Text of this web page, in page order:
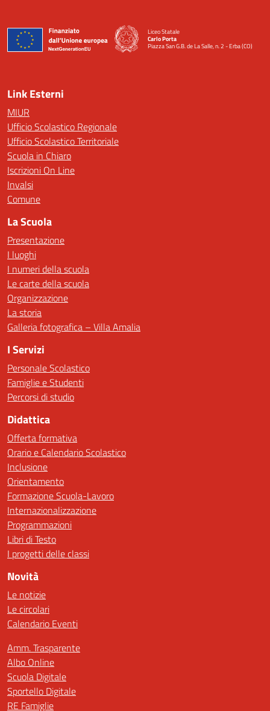
Liceo Statale
Carlo Porta
Piazza San G.B. de La Salle, n. 2 - Erba (CO)
— Visita la pagina iniziale della scuola
Link Esterni
MIUR
Ufficio Scolastico Regionale
Ufficio Scolastico Territoriale
Scuola in Chiaro
Iscrizioni On Line
Invalsi
Comune
La Scuola
Presentazione
I luoghi
I numeri della scuola
Le carte della scuola
Organizzazione
La storia
Galleria fotografica – Villa Amalia
I Servizi
Personale Scolastico
Famiglie e Studenti
Percorsi di studio
Didattica
Offerta formativa
Orario e Calendario Scolastico
Inclusione
Orientamento
Formazione Scuola-Lavoro
Internazionalizzazione
Programmazioni
Libri di Testo
I progetti delle classi
Novità
Le notizie
Le circolari
Calendario Eventi
Amm. Trasparente
Albo Online
Scuola Digitale
Sportello Digitale
RE Famiglie